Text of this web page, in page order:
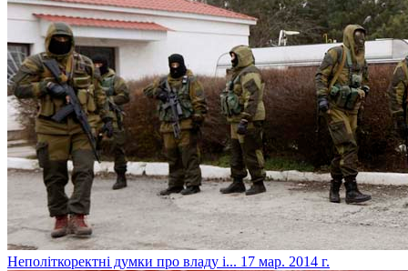
Неполіткоректні думки про владу і... 17 мар. 2014 г.